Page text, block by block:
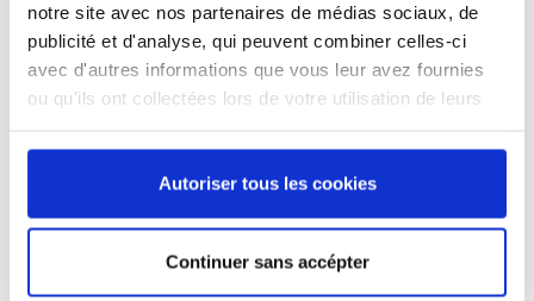
notre site avec nos partenaires de médias sociaux, de
publicité et d'analyse, qui peuvent combiner celles-ci
avec d'autres informations que vous leur avez fournies
ou qu'ils ont collectées lors de votre utilisation de leurs
Autoriser tous les cookies
Continuer sans accépter
Ajouter au panier
DescriptionDétails du produitAvis(0)
LacuillèreStop'Glisse, c'est d'abord son cuilleron parfaitement